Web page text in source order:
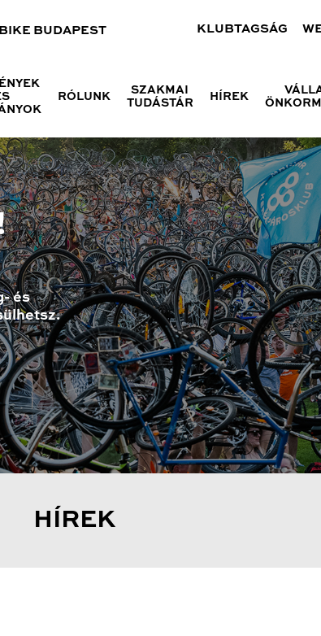
BUDAPEST KLUBTAGSÁG
RÓLUNK
SZAKMAI
TUDÁSTÁR
HÍREK
és
HÍREK